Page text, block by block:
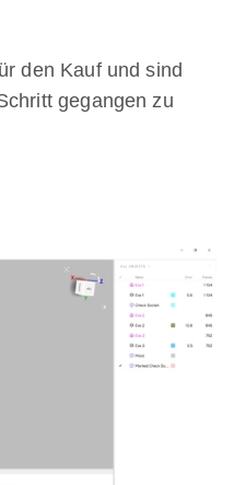
den Kauf und sind
gegangen zu